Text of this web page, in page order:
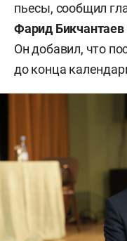
пьесы, сообщил
Фарид Бикчантаев
Он добавил, что
до конца